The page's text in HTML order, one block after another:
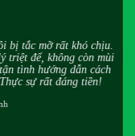
bị tắc mỡ rất khó chịu.
triệt để, không còn mùi
tình hướng dẫn cách
sự rất đáng tiền!